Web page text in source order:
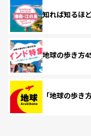
知れば知るほ
地球の歩き方
「地球の歩き